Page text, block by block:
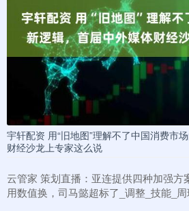
宇轩配资 用“旧地图”理解不了中国消费市
财经沙龙上专家这么说
云管家 策划直播：亚连提供四种加强方
用数值换，司马懿超标了_调整_技能_周